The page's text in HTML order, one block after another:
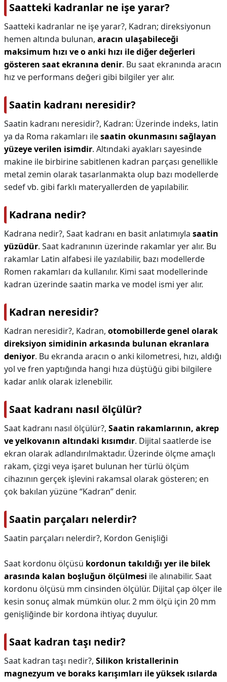
Saatteki kadranlar ne işe yarar?
Saatteki kadranlar ne işe yarar?, Kadran; direksiyonun
hemen altında bulunan, aracın ulaşabileceği
maksimum hızı ve o anki hızı ile diğer değerleri
gösteren saat ekranına denir. Bu saat ekranında aracın
hız ve performans değeri gibi bilgiler yer alır.
Saatin kadranı neresidir?
Saatin kadranı neresidir?, Kadran: Üzerinde indeks, latin
ya da Roma rakamları ilesaatin okunmasını sağlayan
yüzeye verilen isimdir. Altındaki ayakları sayesinde
makine ile birbirine sabitlenen kadran parçası genellikle
metal zemin olarak tasarlanmakta olup bazı modellerde
sedef vb. gibi farklı materyallerden de yapılabilir.
Kadrana nedir?
Kadrana nedir?, Saat kadranı en basit anlatımıyla saatin
yüzüdür. Saat kadranının üzerinde rakamlar yer alır. Bu
rakamlar Latin alfabesi ile yazılabilir, bazı modellerde
Romen rakamları da kullanılır. Kimi saat modellerinde
kadran üzerinde saatin marka ve model ismi yer alır.
Kadran neresidir?
Kadran neresidir?, Kadran, otomobillerde genel olarak
direksiyon simidinin arkasında bulunan ekranlara
deniyor. Bu ekranda aracın o anki kilometresi, hızı, aldığı
yol ve fren yaptığında hangi hıza düştüğü gibi bilgilere
kadar anlık olarak izlenebilir.
Saat kadranı nasıl ölçülür?
Saat kadranı nasıl ölçülür?, Saatin rakamlarının, akrep
ve yelkovanın altındaki kısımdır. Dijital saatlerde ise
ekran olarak adlandırılmaktadır. Üzerinde ölçme amaçlı
rakam, çizgi veya işaret bulunan her türlü ölçüm
cihazının gerçek işlevini rakamsal olarak gösteren; en
çok bakılan yüzüne “Kadran” denir.
Saatin parçaları nelerdir?
Saatin parçaları nelerdir?, Kordon Genişliği
Saat kordonu ölçüsü kordonun takıldığı yer ile bilek
arasında kalan boşluğun ölçülmesi ile alınabilir. Saat
kordonu ölçüsü mm cinsinden ölçülür. Dijital çap ölçer ile
kesin sonuç almak mümkün olur. 2 mm ölçü için 20 mm
genişliğinde bir kordona ihtiyaç duyulur.
Saat kadran taşı nedir?
Saat kadran taşı nedir?, Silikon kristallerinin
magnezyum ve boraks karışımları ile yüksek ısılarda